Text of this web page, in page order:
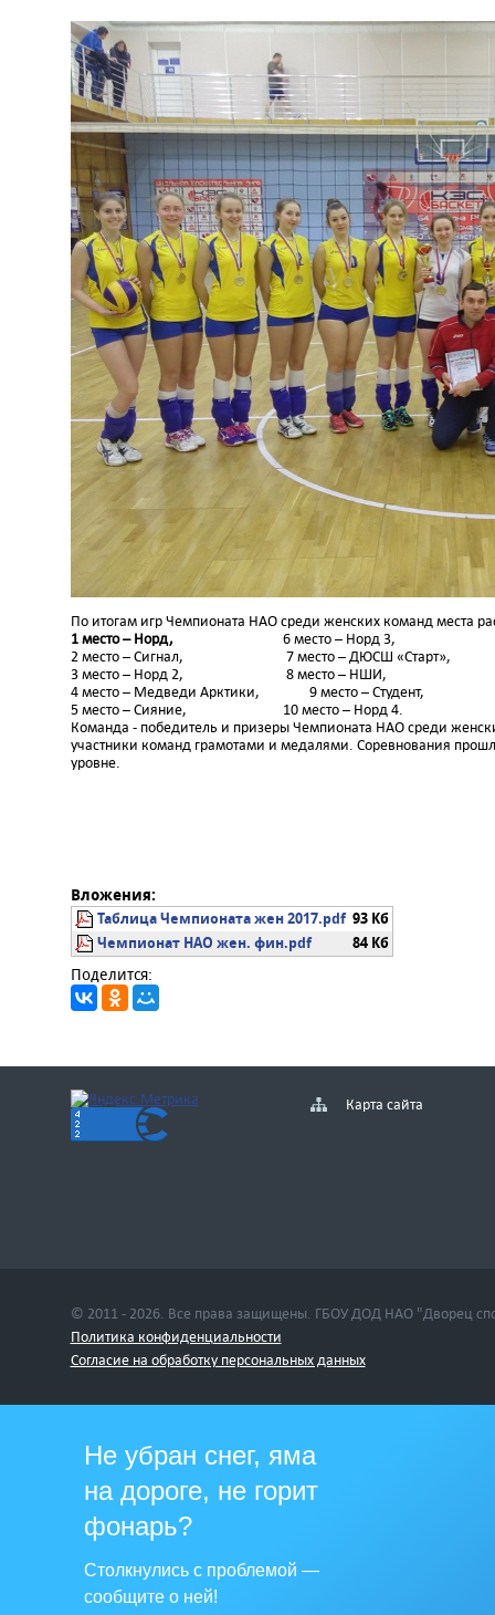
По итогам игр Чемпионата НАО среди женских команд места
1 место – Норд, 6 место – Норд 3,
2 место – Сигнал, 7 место – ДЮСШ «Старт»,
3 место – Норд 2, 8 место – НШИ,
4 место – Медведи Арктики, 9 место – Студент,
5 место – Сияние, 10 место – Норд 4.
Команда - победитель и призеры Чемпионата НАО среди
участники команд грамотами и медалями. Соревнования
уровне.
Вложения:
Таблица Чемпионата жен 2017.pdf 93 Кб
Чемпионат НАО жен. фин.pdf
84 Кб
Поделится:
Карта сайта
© 2011 - 2026. Все права защищены. ГБОУ ДОД НАО "Дворец
Политика конфиденциальности
Cогласие на обработку персональных данных
Не убран снег, яма
на дороге, не горит
фонарь?
Столкнулись с проблемой —
сообщите о ней!